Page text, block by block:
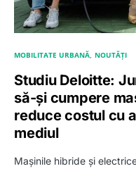
MOBILITATE URBANĂ NOUTĂȚI
Studiu Deloitte:
să-și cumpere
reduce costul cu
mediul
Mașinile hibride și